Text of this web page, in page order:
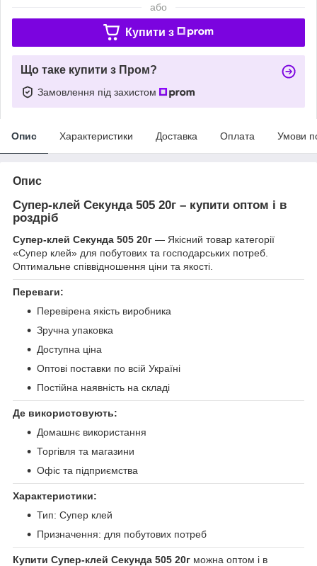
або
Купити з
Що таке купити з Пром?
Замовлення під захистом
Опис Характеристики Доставка Оплата Умови
Опис
Супер-клей Секунда 505 20г – купити оптом і в
роздріб
Супер-клей Секунда 505 20г — Якісний товар категорії
«Супер клей» для побутових та господарських потреб.
Оптимальне співвідношення ціни та якості.
Переваги:
Перевірена якість виробника
Зручна упаковка
Доступна ціна
Оптові поставки по всій Україні
Постійна наявність на складі
Де використовують:
Домашнє використання
Торгівля та магазини
Офіс та підприємства
Характеристики:
Тип: Супер клей
Призначення: для побутових потреб
Купити Супер-клей Секунда 505 20г можна оптом і в